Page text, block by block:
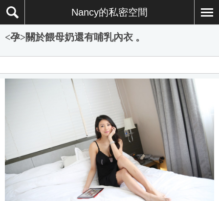
Nancy的私密空間
<孕>關於餵母奶還有哺乳內衣 。